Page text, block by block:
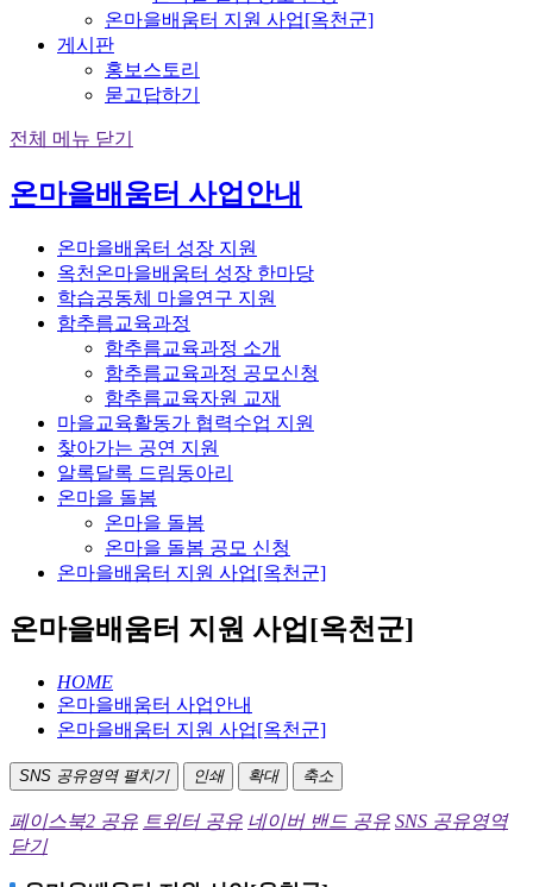
온마을배움터 지원 사업[옥천군]
게시판
홍보스토리
묻고답하기
전체 메뉴 닫기
온마을배움터 사업안내
온마을배움터 성장 지원
옥천온마을배움터 성장 한마당
학습공동체 마을연구 지원
함추름교육과정
함추름교육과정 소개
함추름교육과정 공모신청
함추름교육자원 교재
마을교육활동가 협력수업 지원
찾아가는 공연 지원
알록달록 드림동아리
온마을 돌봄
온마을 돌봄
온마을 돌봄 공모 신청
온마을배움터 지원 사업[옥천군]
온마을배움터 지원 사업[옥천군]
HOME
온마을배움터 사업안내
온마을배움터 지원 사업[옥천군]
SNS 공유영역 펼치기 인쇄 확대 축소
페이스북2 공유 트위터 공유 네이버 밴드 공유 SNS 공유영역
닫기